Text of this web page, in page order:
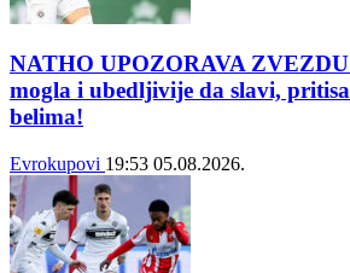
NATHO UPOZORAVA
mogla i ubedljivije da slavi,
belima!
Evrokupovi 19:53 05.08.2026.